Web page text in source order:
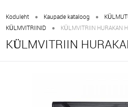
Koduleht • Kaupade kataloog •
KÜLMVITRIINID • KÜLMVITRIIN HURAKAN
KÜLMVITRIIN